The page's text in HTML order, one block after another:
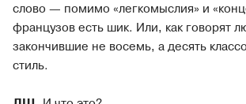
слово — помимо «легкомыслия» и
французов есть шик. Или, как говорят
закончившие не восемь, а десять
стиль.